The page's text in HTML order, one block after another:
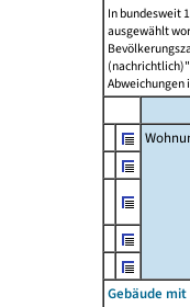
In bundesweit
ausgewählt
Abweichungen
Gebäude